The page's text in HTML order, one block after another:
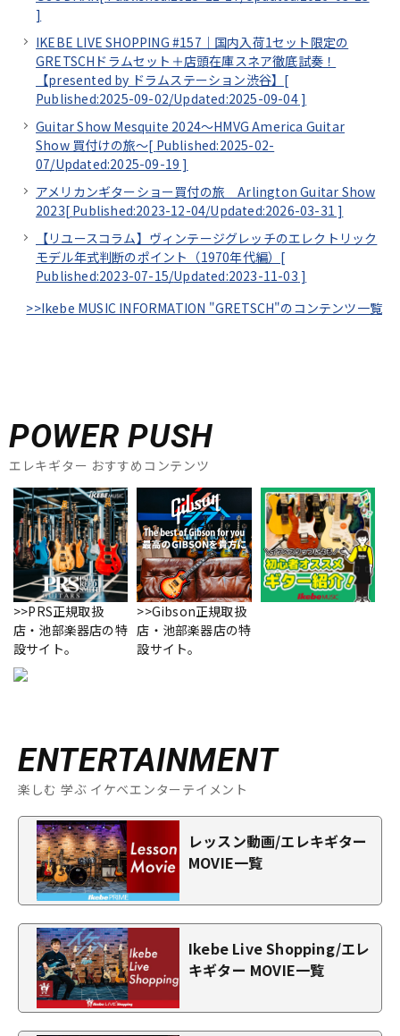
]
IKEBE LIVE SHOPPING #157｜国内入荷1セット限定の
GRETSCHドラムセット＋店頭在庫スネア徹底試奏！
【presented by ドラムステーション渋谷】[
Published:2025-09-02/Updated:2025-09-04]
Guitar Show Mesquite 2024～HMVG America Guitar
Show 買付けの旅～[ Published:2025-02-
07/Updated:2025-09-19 ]
アメリカンギターショー買付の旅 Arlington Guitar Show
2023[ Published:2023-12-04/Updated:2026-03-31 ]
【リユースコラム】ヴィンテージグレッチのエレクトリック
モデル年式判断のポイント（1970年代編）[
Published:2023-07-15/Updated:2023-11-03 ]
>>Ikebe MUSIC INFORMATION "GRETSCH"のコンテンツ一覧
POWER PUSH
エレキギター おすすめコンテンツ
>>PRS正規取扱
店・池部楽器店の特
設サイト。
>>Gibson正規取扱
店・池部楽器店の特
設サイト。
ENTERTAINMENT
楽しむ 学ぶ イケベエンターテイメント
レッスン動画/エレキギター
MOVIE一覧
Ikebe Live Shopping/エレ
キギター MOVIE一覧